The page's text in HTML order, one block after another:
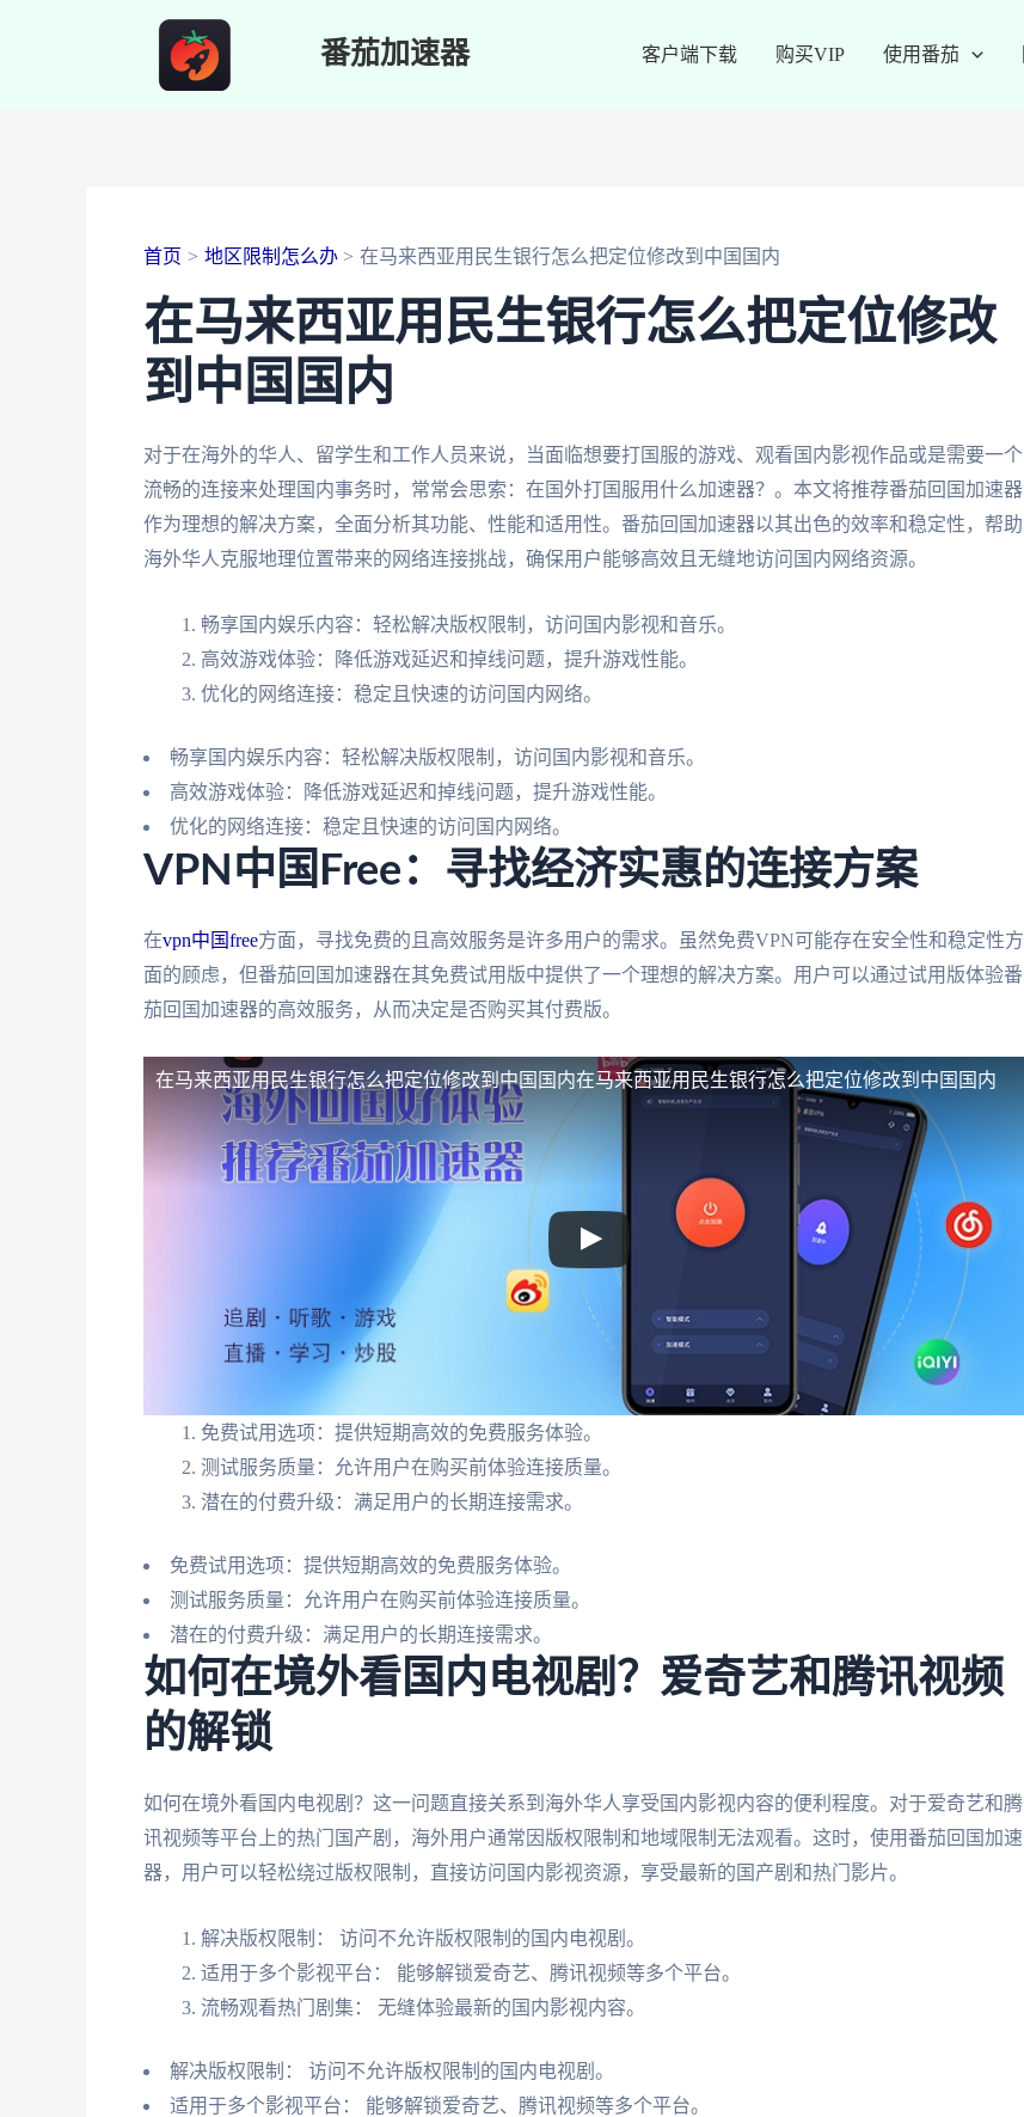
番茄加速器 客户端下载 购买VIP 使用番茄
首页 地区限制怎么办 在马来西亚用民生银行怎么把定位修改到中国国内
在马来西亚用民生银行怎么把定位修改
到中国国内
对于在海外的华人、留学生和工作人员来说，当面临想要打国服的游戏、观看国内影视作品或是需要一个
流畅的连接来处理国内事务时，常常会思索：在国外打国服用什么加速器？。本文将推荐番茄回国加速器
作为理想的解决方案，全面分析其功能、性能和适用性。番茄回国加速器以其出色的效率和稳定性，帮助
海外华人克服地理位置带来的网络连接挑战，确保用户能够高效且无缝地访问国内网络资源。
畅享国内娱乐内容：轻松解决版权限制，访问国内影视和音乐。
高效游戏体验：降低游戏延迟和掉线问题，提升游戏性能。
优化的网络连接：稳定且快速的访问国内网络。
畅享国内娱乐内容：轻松解决版权限制，访问国内影视和音乐。
高效游戏体验：降低游戏延迟和掉线问题，提升游戏性能。
优化的网络连接：稳定且快速的访问国内网络。
VPN中国Free：寻找经济实惠的连接方案
在vpn中国free方面，寻找免费的且高效服务是许多用户的需求。虽然免费VPN可能存在安全性和稳定性方
面的顾虑，但番茄回国加速器在其免费试用版中提供了一个理想的解决方案。用户可以通过试用版体验番
茄回国加速器的高效服务，从而决定是否购买其付费版。
在马来西亚用民生银行怎么把定位修改到中国国内在马来西亚用民生银行怎么把定位修改到中国国内
免费试用选项：提供短期高效的免费服务体验。
测试服务质量：允许用户在购买前体验连接质量。
潜在的付费升级：满足用户的长期连接需求。
免费试用选项：提供短期高效的免费服务体验。
测试服务质量：允许用户在购买前体验连接质量。
潜在的付费升级：满足用户的长期连接需求。
如何在境外看国内电视剧？爱奇艺和腾讯视频
的解锁
如何在境外看国内电视剧？这一问题直接关系到海外华人享受国内影视内容的便利程度。对于爱奇艺和腾
讯视频等平台上的热门国产剧，海外用户通常因版权限制和地域限制无法观看。这时，使用番茄回国加速
器，用户可以轻松绕过版权限制，直接访问国内影视资源，享受最新的国产剧和热门影片。
解决版权限制： 访问不允许版权限制的国内电视剧。
适用于多个影视平台： 能够解锁爱奇艺、腾讯视频等多个平台。
流畅观看热门剧集： 无缝体验最新的国内影视内容。
解决版权限制： 访问不允许版权限制的国内电视剧。
适用于多个影视平台： 能够解锁爱奇艺、腾讯视频等多个平台。